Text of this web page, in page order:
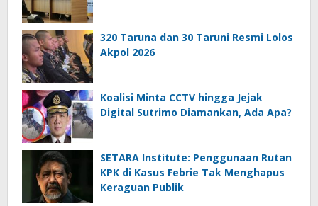
320 Taruna dan 30 Taruni Resmi Lolos
Akpol 2026
Koalisi Minta CCTV hingga Jejak
Digital Sutrimo Diamankan, Ada Apa?
SETARA Institute: Penggunaan Rutan
KPK di Kasus Febrie Tak Menghapus
Keraguan Publik